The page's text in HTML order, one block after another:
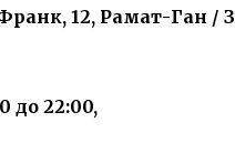
12, Рамат-Ган /
до 22:00,